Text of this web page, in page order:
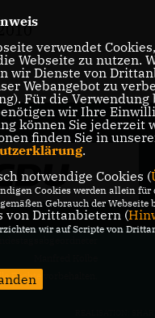
Rechte vorbehalten.
verwendet
Webseite zu nutzen.
wir Dienste von
Webangebot zu
Für die
wir Ihre
können Sie jederzeit
finden Sie in
.
notwendige Cookies (
Cookies werden allein für
Gebrauch der Webseite
von Drittanbietern (
wir auf Scripte von